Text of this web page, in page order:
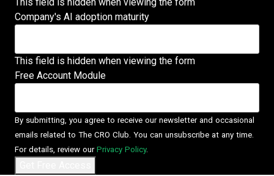
This field is hidden when viewing the form
Company's AI adoption maturity
This field is hidden when viewing the form
Free Account Module
By submitting, you agree to receive our newsletter and occasional
emails related to The CRO Club. You can unsubscribe at any time.
For details, review our Privacy Policy.